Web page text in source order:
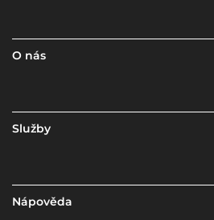
O nás
Služby
Nápověda